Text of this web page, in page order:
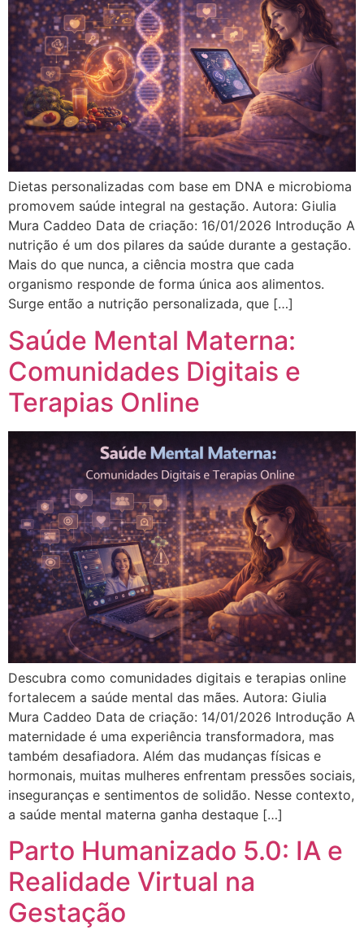
Dietas personalizadas com base em DNA e microbioma
promovem saúde integral na gestação. Autora: Giulia
Mura Caddeo Data de criação: 16/01/2026 Introdução A
nutrição é um dos pilares da saúde durante a gestação.
Mais do que nunca, a ciência mostra que cada
organismo responde de forma única aos alimentos.
Surge então a nutrição personalizada, que […]
Saúde Mental Materna:
Comunidades Digitais e
Terapias Online
Descubra como comunidades digitais e terapias online
fortalecem a saúde mental das mães. Autora: Giulia
Mura Caddeo Data de criação: 14/01/2026 Introdução A
maternidade é uma experiência transformadora, mas
também desafiadora. Além das mudanças físicas e
hormonais, muitas mulheres enfrentam pressões sociais,
inseguranças e sentimentos de solidão. Nesse contexto,
a saúde mental materna ganha destaque […]
Parto Humanizado 5.0: IA e
Realidade Virtual na
Gestação